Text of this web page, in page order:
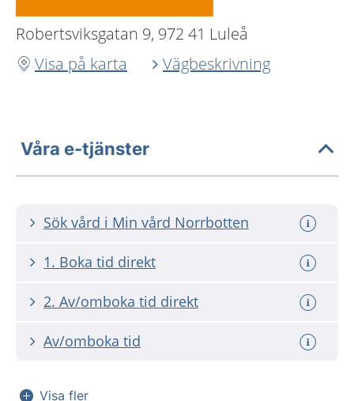
Robertsviksgatan 9, 972 41 Luleå
Visa på karta
Vägbeskrivning
Våra e-tjänster
Sök vård i Min vård Norrbotten
1. Boka tid direkt
2. Av/omboka tid direkt
Av/omboka tid
Visa fler